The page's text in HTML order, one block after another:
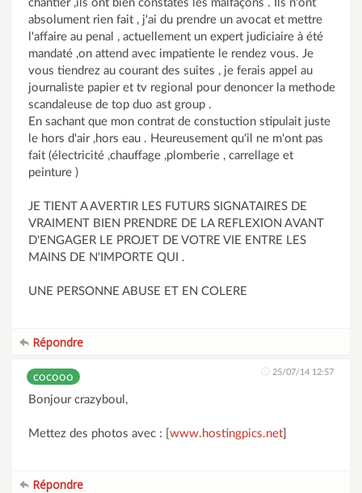
chantier ,ils ont bien constatés les malfaçons . Ils n'ont
absolument rien fait , j'ai du prendre un avocat et mettre
l'affaire au penal , actuellement un expert judiciaire à été
mandaté ,on attend avec impatiente le rendez vous. Je
vous tiendrez au courant des suites , je ferais appel au
journaliste papier et tv regional pour denoncer la methode
scandaleuse de top duo ast group .
En sachant que mon contrat de constuction stipulait juste
le hors d'air ,hors eau . Heureusement qu'il ne m'ont pas
fait (électricité ,chauffage ,plomberie , carrellage et
peinture )
JE TIENT A AVERTIR LES FUTURS SIGNATAIRES DE
VRAIMENT BIEN PRENDRE DE LA REFLEXION AVANT
D'ENGAGER LE PROJET DE VOTRE VIE ENTRE LES
MAINS DE N'IMPORTE QUI .
UNE PERSONNE ABUSE ET EN COLERE
Répondre
cocooo 25/07/14 12:57
Bonjour crazyboul,
Mettez des photos avec : [ www.hostingpics.net
Répondre